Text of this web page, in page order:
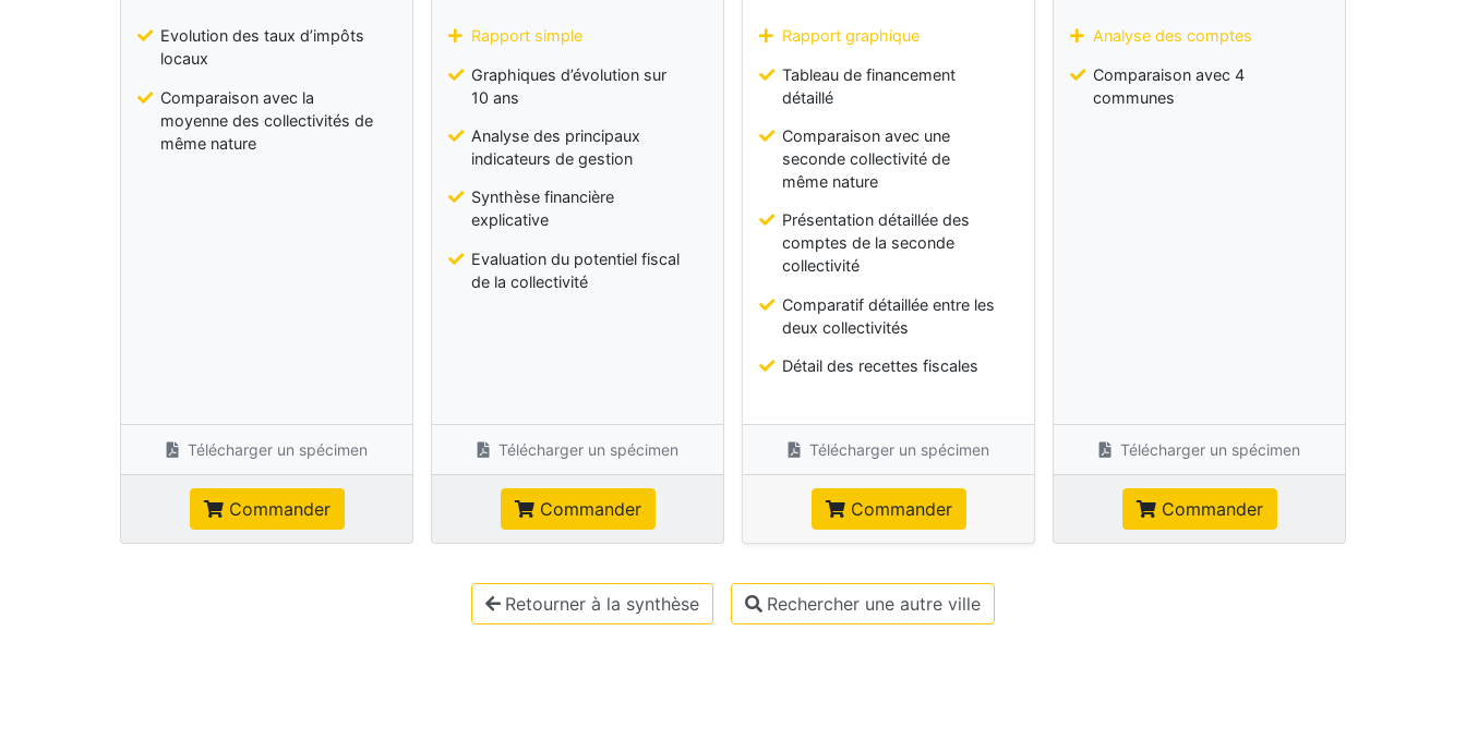
Evolution des taux d’impôts
locaux
Comparaison avec la
moyenne des collectivités de
même nature
Télécharger un spécimen
Commander
Rapport simple
Graphiques d’évolution sur
10 ans
Analyse des principaux
indicateurs de gestion
Synthèse financière
explicative
Evaluation du potentiel fiscal
de la collectivité
Télécharger un spécimen
Commander
Rapport graphique
Tableau de financement
détaillé
Comparaison avec une
seconde collectivité de
même nature
Présentation détaillée des
comptes de la seconde
collectivité
Comparatif détaillée entre les
deux collectivités
Détail des recettes fiscales
Télécharger un spécimen
Commander
Analyse des comptes
Comparaison avec 4
communes
Télécharger un spécimen
Commander
Retourner à la synthèse Rechercher une autre ville